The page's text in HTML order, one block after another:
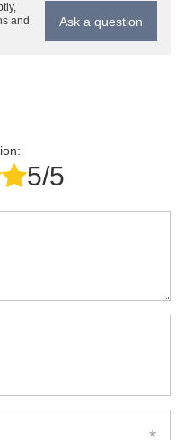
and
Ask a question
5/5